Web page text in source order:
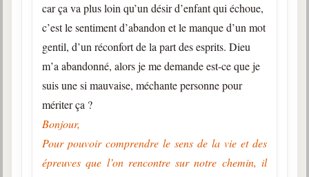
car ça va plus loin qu’un désir d’enfant qui échoue,
c’est le sentiment d’abandon et le manque d’un mot
gentil, d’un réconfort de la part des esprits. Dieu
m’a abandonné, alors je me demande est-ce que je
suis une si mauvaise, méchante personne pour
mériter ça ?
Bonjour,
Pour pouvoir comprendre le sens de la vie et des
épreuves que l’on rencontre sur notre chemin, il